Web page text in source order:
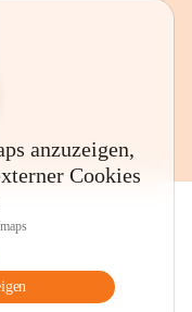
anzuzeigen,
Cookies